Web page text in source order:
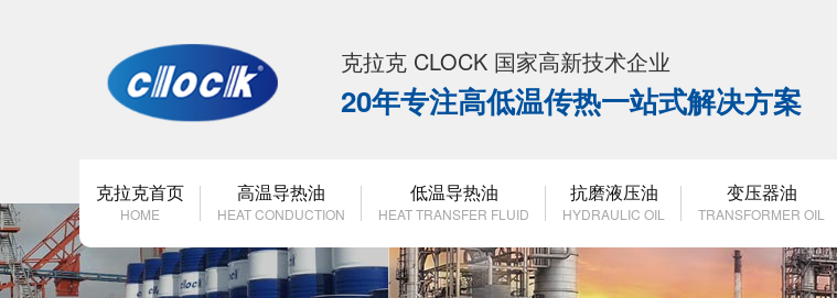
克拉克 CLOCK 国家高新技术企业
20年专注高低温传热一站式解决方案
克拉克首页
HOME
高温导热油
HEAT CONDUCTION
低温导热油
HEAT TRANSFER FLUID
抗磨液压油
HYDRAULIC OIL
变压器油
TRANSFORMER OIL